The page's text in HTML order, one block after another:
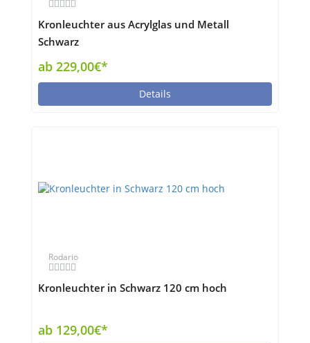
Kronleuchter aus Acrylglas und Metall
Schwarz
ab 229,00€*
Details
Rodario
Kronleuchter in Schwarz 120 cm hoch
ab 129,00€*